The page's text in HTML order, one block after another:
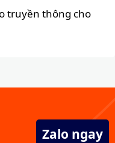
truyền thông cho
Zalo ngay